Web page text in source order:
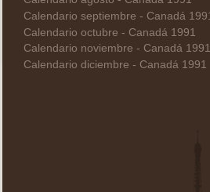
Calendario septiembre - Canadá
Calendario octubre - Canadá 1991
Calendario noviembre - Canadá 1991
Calendario diciembre - Canadá 1991